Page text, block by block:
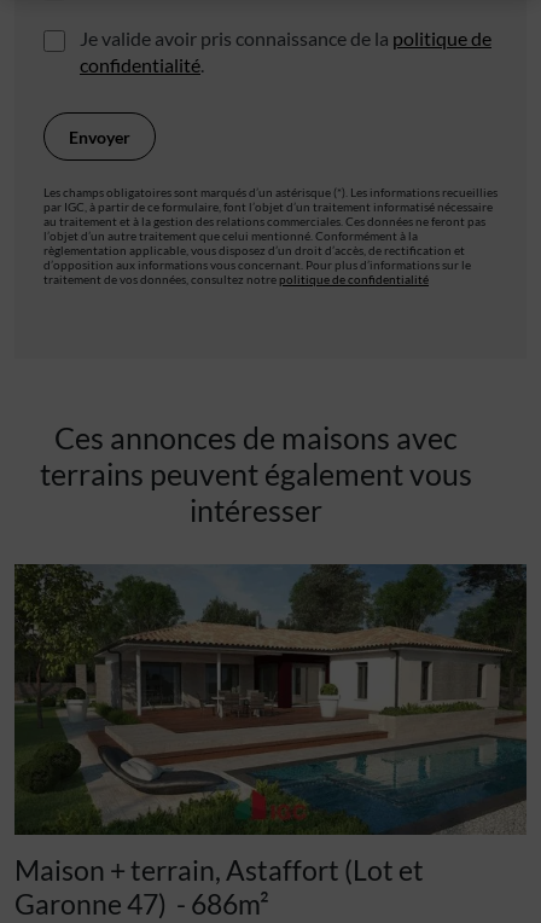
Je valide avoir pris connaissance de la politique de
confidentialité.
Les champs obligatoires sont marqués d’un astérisque (*). Les informations recueillies
par IGC, à partir de ce formulaire, font l’objet d’un traitement informatisé nécessaire
au traitement et à la gestion des relations commerciales. Ces données ne feront pas
l’objet d’un autre traitement que celui mentionné. Conformément à la
règlementation applicable, vous disposez d’un droit d’accès, de rectification et
d’opposition aux informations vous concernant. Pour plus d’informations sur le
traitement de vos données, consultez notre politique de confidentialité
Ces annonces de maisons avec
terrains peuvent également vous
intéresser
Maison + terrain, Astaffort (Lot et
Garonne 47) - 686m²